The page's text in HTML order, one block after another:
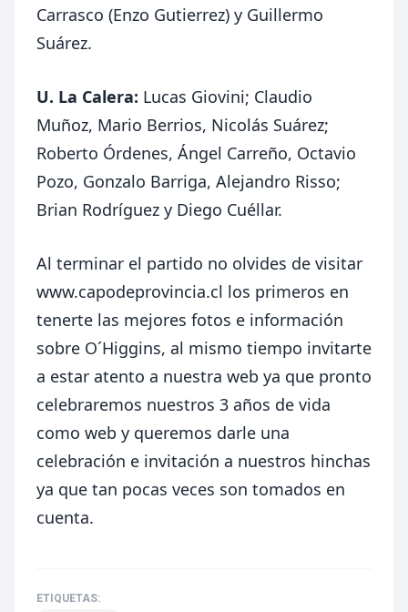
Carrasco (Enzo Gutierrez) y Guillermo
Suárez.
U. La Calera: Lucas Giovini; Claudio
Muñoz, Mario Berrios, Nicolás Suárez;
Roberto Órdenes, Ángel Carreño, Octavio
Pozo, Gonzalo Barriga, Alejandro Risso;
Brian Rodríguez y Diego Cuéllar.
Al terminar el partido no olvides de visitar
www.capodeprovincia.cl los primeros en
tenerte las mejores fotos e información
sobre O´Higgins, al mismo tiempo invitarte
a estar atento a nuestra web ya que pronto
celebraremos nuestros 3 años de vida
como web y queremos darle una
celebración e invitación a nuestros hinchas
ya que tan pocas veces son tomados en
cuenta.
ETIQUETAS: